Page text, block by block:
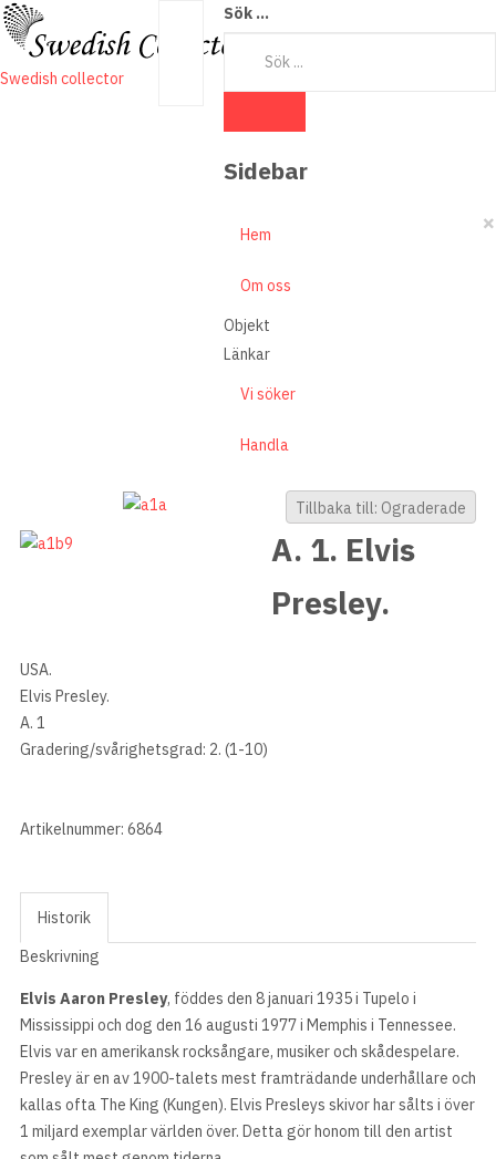
Swedish collector
Sök ...
Sidebar
×
Hem
Om oss
Objekt
Länkar
Vi söker
Handla
Tillbaka till: Ograderade
A. 1. Elvis
Presley.
USA.
Elvis Presley.
A. 1
Gradering/svårighetsgrad: 2. (1-10)
Artikelnummer: 6864
Historik
Beskrivning
Elvis Aaron Presley, föddes den 8 januari 1935 i Tupelo i
Mississippi och dog den 16 augusti 1977 i Memphis i Tennessee.
Elvis var en amerikansk rocksångare, musiker och skådespelare.
Presley är en av 1900-talets mest framträdande underhållare och
kallas ofta The King (Kungen). Elvis Presleys skivor har sålts i över
1 miljard exemplar världen över. Detta gör honom till den artist